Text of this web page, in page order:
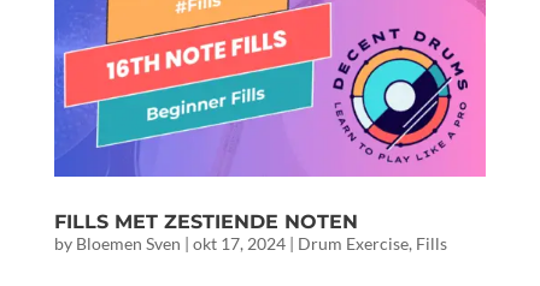
FILLS MET ZESTIENDE NOTEN
by Bloemen Sven | okt 17, 2024| Drum Exercise, Fills